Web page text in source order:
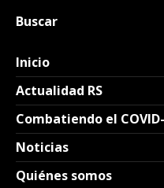
Buscar
Inicio
Actualidad RS
Combatiendo el
Noticias
Quiénes somos